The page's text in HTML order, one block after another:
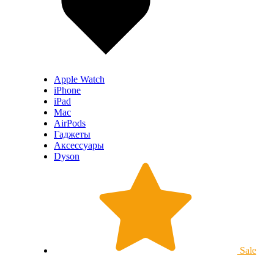
Apple Watch
iPhone
iPad
Mac
AirPods
Гаджеты
Аксессуары
Dyson
Sale